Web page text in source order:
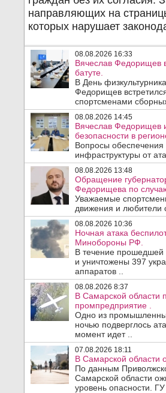
08.08.2026 16:33
Вячеслав Федорищев
батуте.
В День
Федорищев
спортсменами
08.08.2026 14:45
Вячеслав Федорищев
безопасности в
Вопросы обеспечения
инфраструктуры от
08.08.2026 13:48
Обращение
Федорищева по
Уважаемые
движения и любители
08.08.2026 10:36
Ночная атака
Минобороны РФ.
В течение
и уничтожены 397
аппаратов ..
08.08.2026 8:37
В Самарской области
промпредприятие .
Одно из
ночью подверглось
момент идет ..
07.08.2026 18:11
В Самарской области
По данным
Самарской области
уровень опасности.